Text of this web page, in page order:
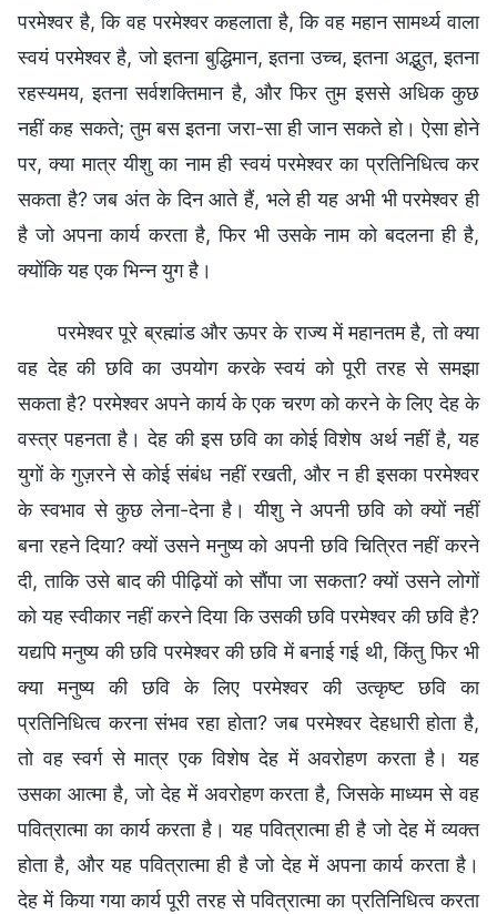
परमेश्वर है, कि वह परमेश्वर कहलाता है, कि वह महान सामर्थ्य वाला
स्वयं परमेश्वर है, जो इतना बुद्धिमान, इतना उच्च, इतना अद्भुत, इतना
रहस्यमय, इतना सर्वशक्तिमान है, और फिर तुम इससे अधिक कुछ
नहीं कह सकते; तुम बस इतना जरा-सा ही जान सकते हो। ऐसा होने
पर, क्या मात्र यीशु का नाम ही स्वयं परमेश्वर का प्रतिनिधित्व कर
सकता है? जब अंत के दिन आते हैं, भले ही यह अभी भी परमेश्वर ही
है जो अपना कार्य करता है, फिर भी उसके नाम को बदलना ही है,
क्योंकि यह एक भिन्न युग है।
परमेश्वर पूरे ब्रह्मांड और ऊपर के राज्य में महानतम है, तो क्या
वह देह की छवि का उपयोग करके स्वयं को पूरी तरह से समझा
सकता है? परमेश्वर अपने कार्य के एक चरण को करने के लिए देह के
वस्त्र पहनता है। देह की इस छवि का कोई विशेष अर्थ नहीं है, यह
युगों के गुज़रने से कोई संबंध नहीं रखती, और न ही इसका परमेश्वर
के स्वभाव से कुछ लेना-देना है। यीशु ने अपनी छवि को क्यों नहीं
बना रहने दिया? क्यों उसने मनुष्य को अपनी छवि चित्रित नहीं करने
दी, ताकि उसे बाद की पीढ़ियों को सौंपा जा सकता? क्यों उसने लोगों
को यह स्वीकार नहीं करने दिया कि उसकी छवि परमेश्वर की छवि है?
यद्यपि मनुष्य की छवि परमेश्वर की छवि में बनाई गई थी, किंतु फिर भी
क्या मनुष्य की छवि के लिए परमेश्वर की उत्कृष्ट छवि का
प्रतिनिधित्व करना संभव रहा होता? जब परमेश्वर देहधारी होता है,
तो वह स्वर्ग से मात्र एक विशेष देह में अवरोहण करता है। यह
उसका आत्मा है, जो देह में अवरोहण करता है, जिसके माध्यम से वह
पवित्रात्मा का कार्य करता है। यह पवित्रात्मा ही है जो देह में व्यक्त
होता है, और यह पवित्रात्मा ही है जो देह में अपना कार्य करता है।
देह में किया गया कार्य पूरी तरह से पवित्रात्मा का प्रतिनिधित्व करता